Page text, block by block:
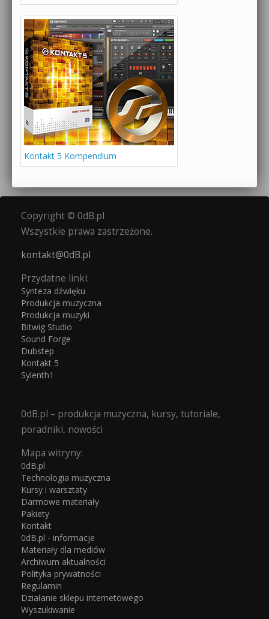
Kontakt 5 Kompendium
Copyright © 0dB.pl
Wszystkie prawa zastrzeżone.
kontakt@0dB.pl
Przydatne linki:
Synteza dźwięku
Produkcja muzyczna
Produkcja muzyki
Bitwig Studio
Sound Forge
Dubstep
Kontakt 5
Sylenth1
0dB.pl – produkcja muzyczna, kursy, tutoriale,
poradniki, nowości
Mapa witryny:
0dB.pl
Technologia muzyczna
Kursy i warsztaty
Darmowe materiały
Pakiety
Kontakt
0dB.pl - informacje
Materiały dla mediów
Archiwum aktualności
Polityka prywatności
Regulamin
Działanie sklepu internetowego
Wyszukiwanie